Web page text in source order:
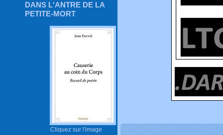
DANS L'ANTRE DE LA
PETITE-MORT
Cliquez sur l'image